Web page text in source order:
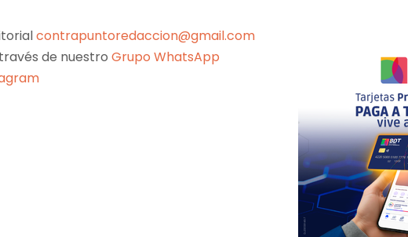
contrapuntoredaccion@gmail.com
de nuestroGrupo WhatsApp